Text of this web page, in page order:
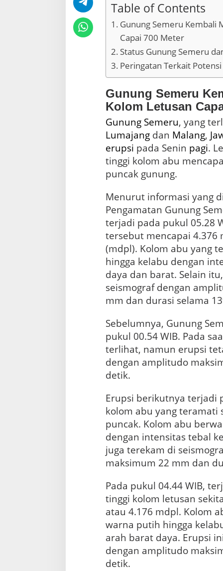
Table of Contents
Gunung Semeru Kembali
Capai 700 Meter
Status Gunung Semeru
Peringatan Terkait Potensi
Gunung Semeru
Kolom Letusan
Gunung Semeru, yang
Lumajangdan Malang,
erupsi pada Senin pagi.
tinggi kolom abu
puncak gunung.
Menurut informasi yang
Pengamatan Gunung
terjadi pada pukul 05.28
tersebut mencapai
(mdpl). Kolom abu yang
hingga kelabu dengan
daya dan barat. Selain
seismograf dengan
mm dan durasi selama
Sebelumnya, Gunung
pukul 00.54 WIB. Pada
terlihat, namun erupsi
dengan amplitudo
detik.
Erupsi berikutnya terjadi
kolom abu yang teramati
puncak. Kolom abu
dengan intensitas tebal
juga terekam di
maksimum 22 mm dan
Pada pukul 04.44 WIB,
tinggi kolom letusan
atau 4.176 mdpl. Kolom
warna putih hingga
arah barat daya. Erupsi
dengan amplitudo
detik.